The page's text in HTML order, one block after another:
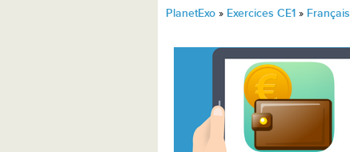
PlanetExo » Exercices CE1 » Français